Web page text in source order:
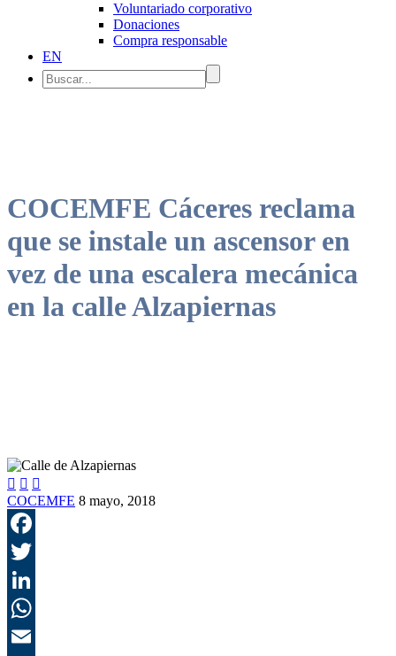
Voluntariado corporativo
Donaciones
Compra responsable
EN
COCEMFE Cáceres reclama
que se instale un ascensor en
vez de una escalera mecánica
en la calle Alzapiernas
  
COCEMFE 8 mayo, 2018